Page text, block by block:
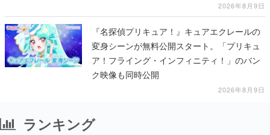
2026年8月9日
『名探偵プリキュア！』キュアエクレールの
変身シーンが無料公開スタート。「プリキュ
ア！フライング・インフィニティ！」のバン
ク映像も同時公開
2026年8月9日
ランキング